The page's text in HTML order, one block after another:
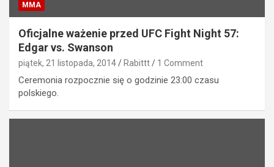
MMA
Oficjalne ważenie przed UFC Fight Night 57:
Edgar vs. Swanson
piątek, 21 listopada, 2014 Rabittt 1 Comment
Ceremonia rozpocznie się o godzinie 23:00 czasu
polskiego.